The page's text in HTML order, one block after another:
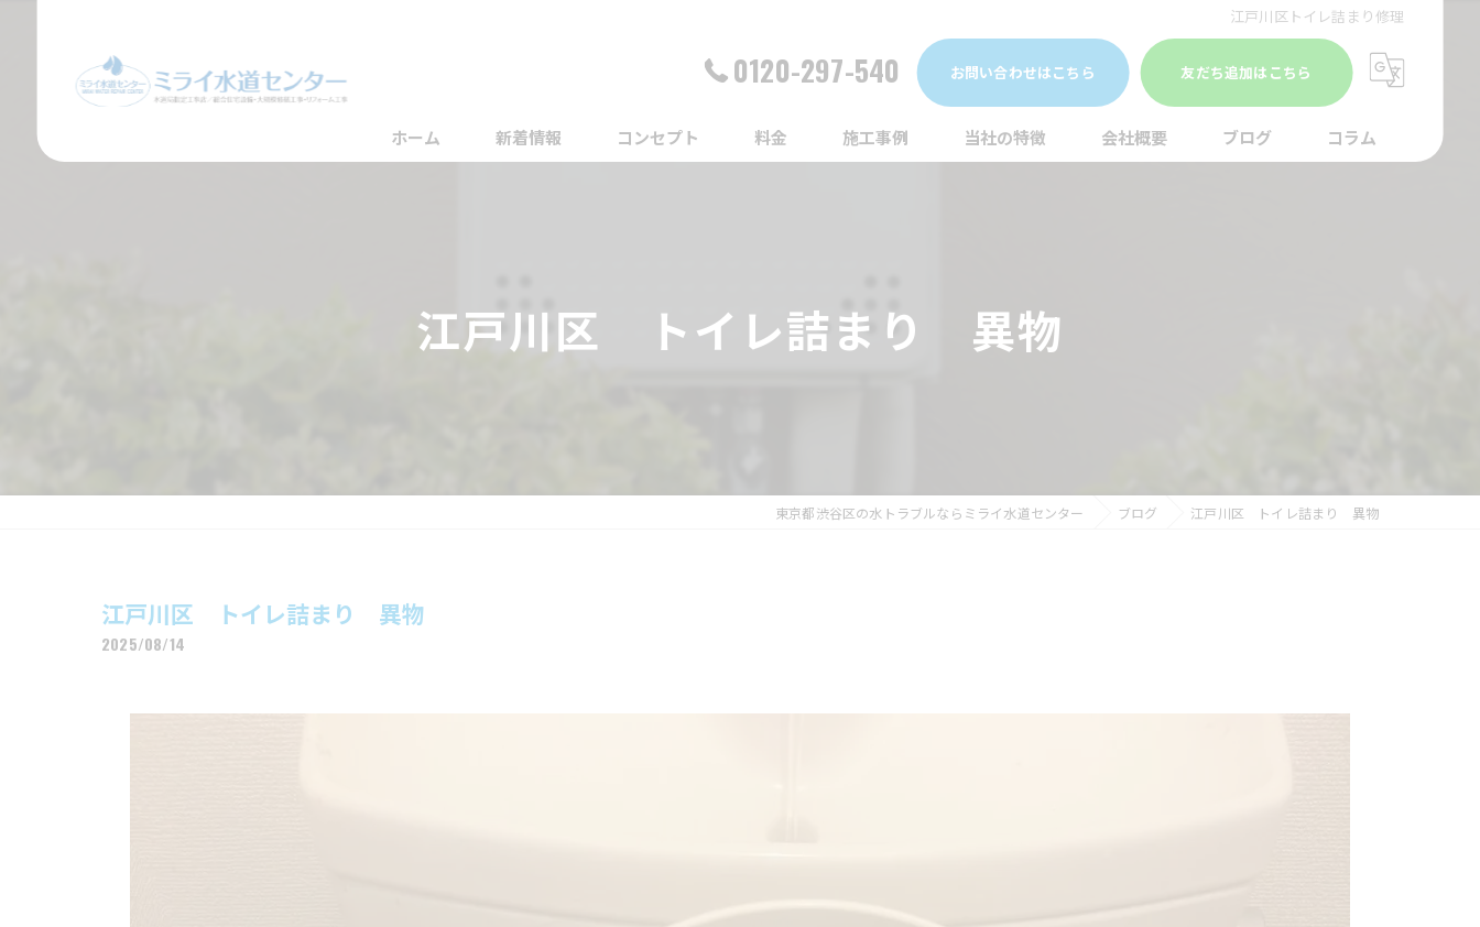
江戸川区トイレ詰まり修理
0120-297-540 お問い合わせはこちら 友だち追加はこちら
ホーム 新着情報 コンセプト 料金 施工事例 当社の特徴
給湯器
会社概要 ブログ コラム
江戸川区 トイレ詰まり 異物
東京都渋谷区の水トラブルならミライ水道センター ブログ 江戸川区 トイレ詰まり 異物
江戸川区 トイレ詰まり 異物
2025/08/14